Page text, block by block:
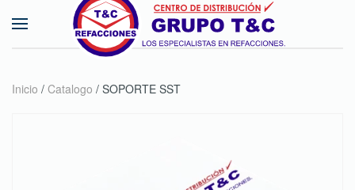
Skip to main content
Inicio / Catalogo / SOPORTE SST